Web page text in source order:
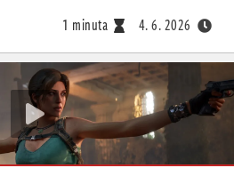
1 minuta 4. 6. 2026